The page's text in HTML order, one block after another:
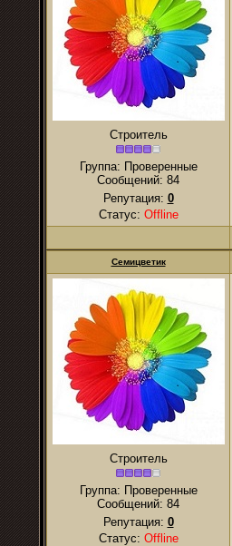
Строитель
Группа: Проверенные
Сообщений: 84
Репутация: 0
Статус: Offline
Семицветик
Строитель
Группа: Проверенные
Сообщений: 84
Репутация: 0
Статус: Offline